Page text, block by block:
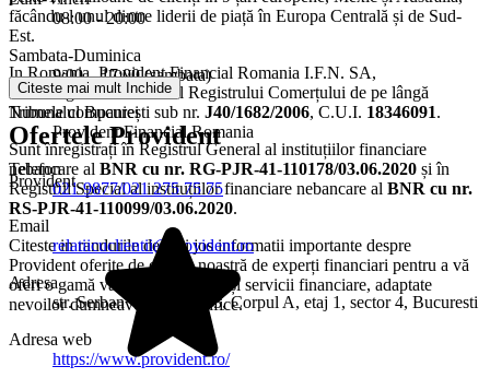
făcându-l unul dintre liderii de piață în Europa Centrală și de Sud-
Est.
In Romania, Provident Financial Romania I.F.N. SA,
este înregistrată la Oficiul Registrului Comerțului de pe lângă
Tribunalul București sub nr. J40/1682/2006, C.U.I. 18346091.
Sunt înregistrați în Registrul General al instituțiilor financiare
nebancare al BNR cu nr. RG-PJR-41-110178/03.06.2020 și în
Registrul Special al instituțiilor financiare nebancare al BNR cu nr.
RS-PJR-41-110099/03.06.2020.
Citeste in randurile de mai jos informatii importante despre
Provident oferite de echipa noastră de experți financiari pentru a vă
oferi o gamă variată de produse și servicii financiare, adaptate
nevoilor dumneavoastră specifice.
08:00 - 20:00
Sambata-Duminica
9:00 – 17:00 (sambata)
Numele companiei
Provident Financial Romania
Telefon
021 9877/021 275 75 75
Email
relatiicuclientii@provident.ro
Adresa
str. Serban Voda, nr. 133, Corpul A, etaj 1, sector 4, Bucuresti
Adresa web
https://www.provident.ro/
Citeste mai mult Inchide
Ofertele Provident
Provident